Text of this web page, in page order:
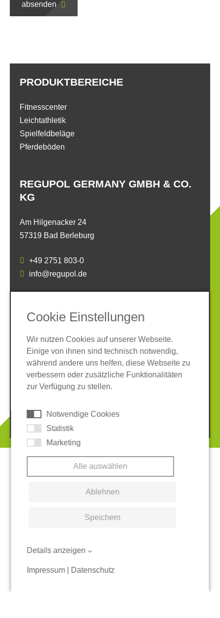
absenden
REGUPOL GERMANY GMBH & CO.
KG
Am Hilgenacker 24
57319 Bad Berleburg
+49 2751 803-0
info@regupol.de
PRODUKTBEREICHE
Fitnesscenter
Leichtathletik
Spielfeldbeläge
Pferdeböden
SOCIAL MEDIA
Impressum
Datenschutz
© 2026 REGUPOL Germany GmbH & Co. KG
Cookie Einstellungen
Wir nutzen Cookies auf unserer Webseite.
Einige von ihnen sind technisch notwendig,
während andere uns helfen, diese Webseite zu
verbessern oder zusätzliche Funktionalitäten
zur Verfügung zu stellen.
Notwendige Cookies
Statistik
Marketing
Alle auswählen
Ablehnen
Speichern
Details anzeigen
Impressum Datenschutz